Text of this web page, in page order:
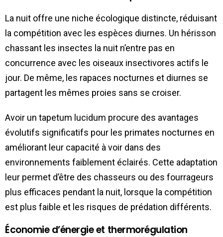
La nuit offre une niche écologique distincte, réduisant
la compétition avec les espèces diurnes. Un hérisson
chassant les insectes la nuit n’entre pas en
concurrence avec les oiseaux insectivores actifs le
jour. De même, les rapaces nocturnes et diurnes se
partagent les mêmes proies sans se croiser.
Avoir un tapetum lucidum procure des avantages
évolutifs significatifs pour les primates nocturnes en
améliorant leur capacité à voir dans des
environnements faiblement éclairés. Cette adaptation
leur permet d’être des chasseurs ou des fourrageurs
plus efficaces pendant la nuit, lorsque la compétition
est plus faible et les risques de prédation différents.
Économie d’énergie et thermorégulation